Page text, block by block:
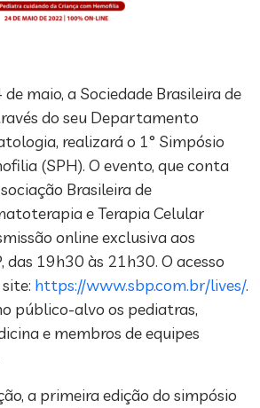
maio, a Sociedade Brasileira de
do seu Departamento
realizará o 1° Simpósio
(SPH). O evento, que conta
Brasileira de
e Terapia Celular
online exclusiva aos
das 19h30 às 21h30. O acesso
https://www.sbp.com.br/lives/.
público-alvo os pediatras,
e membros de equipes
a primeira edição do simpósio